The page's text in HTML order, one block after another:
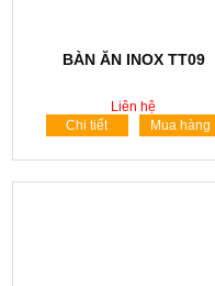
BÀN ĂN INOX TT09
Liên hệ
Chi tiết
Mua hàng